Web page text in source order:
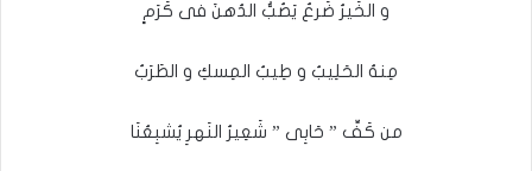
و الخَيرُ ضَرعٌ يَصُبُّ الدُهنَ فى كَرَمٍ
مِنهُ الحَلِيبُ و طِيبُ المِسكِ و الطَرَبُ
من كَفِّ ” حَابِى ” شَعِيرُ النَهرِ يُشبِعُنَا